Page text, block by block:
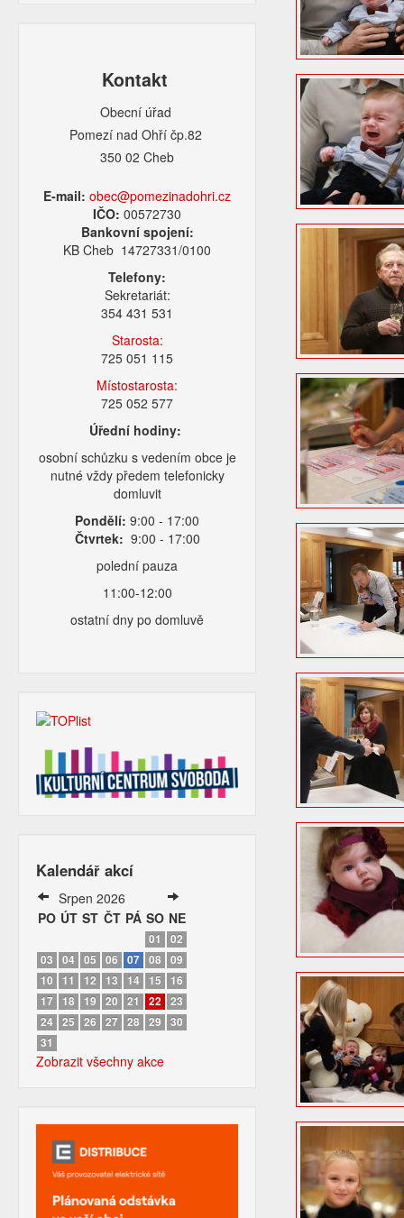
Kontakt
Obecní úřad
Pomezí nad Ohří čp.82
350 02 Cheb
E-mail: obec@pomezinadohri.cz
IČO:00572730
Bankovní spojení:
KB Cheb 14727331/0100
Telefony:
Sekretariát:
354 431 531
Starosta:
725 051 115
Místostarosta:
725 052 577
Úřední hodiny:
osobní schůzku s vedením obce je
nutné vždy předem telefonicky
domluvit
Pondělí: 9:00 - 17:00
Čtvrtek: 9:00 - 17:00
polední pauza
11:00-12:00
ostatní dny po domluvě
Kalendář akcí
Srpen 2026
PO ÚT ST ČT PÁ SO NE
01
02
03
04 05 06 07 08
09
10
11 12 13 14 15
16
17 18 19 20 21 22
23
24
25 26 27 28 29
30
31
Zobrazit všechny akce